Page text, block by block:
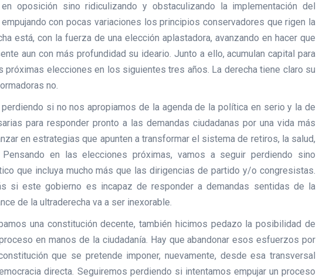
oposición sino ridiculizando y obstaculizando la implementación del
con pocas variaciones los principios conservadores que rigen la
está, con la fuerza de una elección aplastadora, avanzando en hacer que
aun con más profundidad su ideario. Junto a ello, acumulan capital para
próximas elecciones en los siguientes tres años. La derecha tiene claro su
no.
si no nos apropiamos de la agenda de la política en serio y la de
para responder pronto a las demandas ciudadanas por una vida más
en estrategias que apunten a transformar el sistema de retiros, la salud,
en las elecciones próximas, vamos a seguir perdiendo sino
que incluya mucho más que las dirigencias de partido y/o congresistas.
si este gobierno es incapaz de responder a demandas sentidas de la
de la ultraderecha va a ser inexorable.
una constitución decente, también hicimos pedazo la posibilidad de
en manos de la ciudadanía. Hay que abandonar esos esfuerzos por
que se pretende imponer, nuevamente, desde esa transversal
directa. Seguiremos perdiendo si intentamos empujar un proceso